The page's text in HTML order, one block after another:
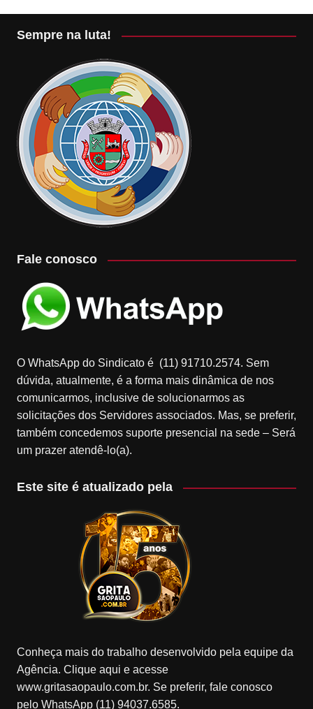
Sempre na luta!
Fale conosco
O WhatsApp do Sindicato é (11) 91710.2574. Sem
dúvida, atualmente, é a forma mais dinâmica de nos
comunicarmos, inclusive de solucionarmos as
solicitações dos Servidores associados. Mas, se preferir,
também concedemos suporte presencial na sede – Será
um prazer atendê-lo(a).
Este site é atualizado pela
Conheça mais do trabalho desenvolvido pela equipe da
Agência. Clique aqui e acesse
www.gritasaopaulo.com.br. Se preferir, fale conosco
pelo WhatsApp (11) 94037.6585.